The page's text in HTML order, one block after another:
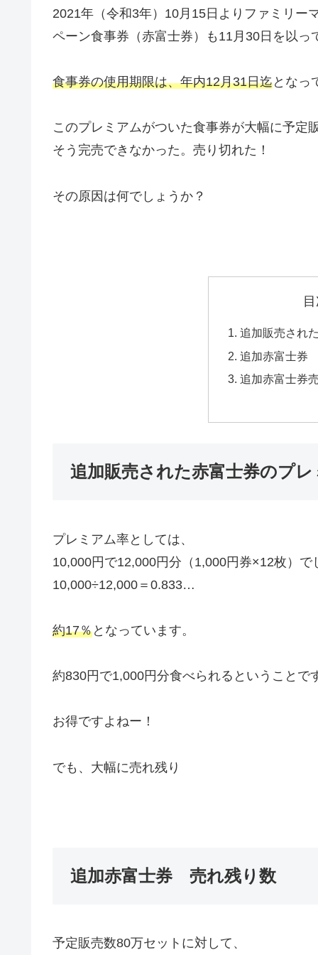
2021年（令和3年）10月15日よりファミリー
ペーン食事券（赤富士券）も11月30日を以
食事券の使用期限は、年内12月31日迄となっ
このプレミアムがついた食事券が大幅に予定
そう完売できなかった。売り切れた！
その原因は何でしょうか？
追加販売され
追加赤富士券
追加赤富士券
追加販売された赤富士券のプ
プレミアム率としては、
10,000円で12,000円分（1,000円券×12枚）で
10,000÷12,000＝0.833…
約17％となっています。
約830円で1,000円分食べられるということで
お得ですよねー！
でも、大幅に売れ残り
追加赤富士券 売れ残り数
予定販売数80万セットに対して、